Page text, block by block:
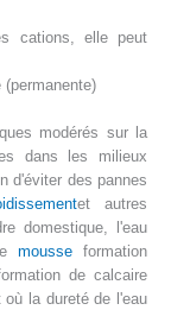
cations, elle peut
(permanente)
modérés sur la
dans les milieux
d'éviter des pannes
et autres
domestique, l'eau
mousse formation
de calcaire
où la dureté de l'eau